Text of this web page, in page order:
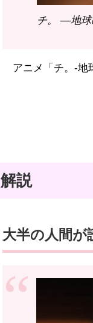
チ。 ―地球
アニメ「チ。-地
解説
大半の人間が